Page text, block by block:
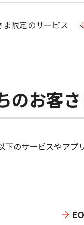
限定のサービス
のお客
下のサービスやアプ